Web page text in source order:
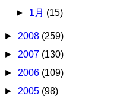
► 1月 (15)
► 2008 (259)
► 2007 (130)
► 2006 (109)
► 2005 (98)